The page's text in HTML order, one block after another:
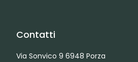
Contatti
Via Sonvico 9 6948 Porza